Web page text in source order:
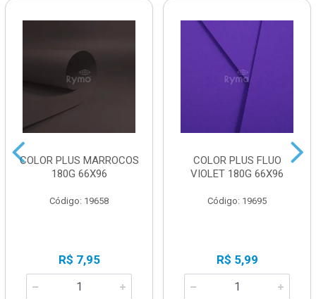
COLOR PLUS MARROCOS
180G 66X96
Código: 19658
R$ 7,95
COLOR PLUS FLUO
VIOLET 180G 66X96
Código: 19695
R$ 5,99